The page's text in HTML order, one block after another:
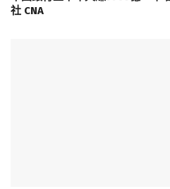
社 CNA